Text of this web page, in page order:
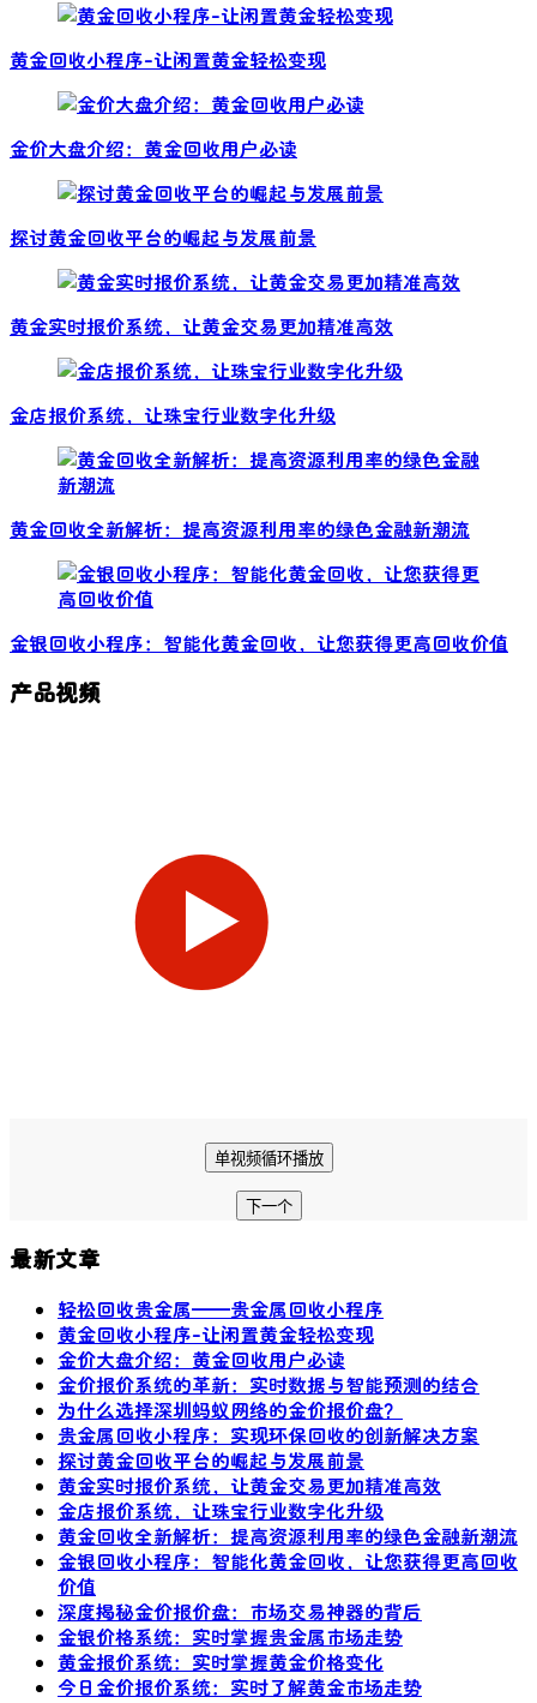
黄金回收小程序-让闲置黄金轻松变现
金价大盘介绍：黄金回收用户必读
探讨黄金回收平台的崛起与发展前景
黄金实时报价系统，让黄金交易更加精准高效
金店报价系统，让珠宝行业数字化升级
黄金回收全新解析：提高资源利用率的绿色金融新潮流
金银回收小程序：智能化黄金回收，让您获得更高回收价值
产品视频
单视频循环播放
下一个
最新文章
轻松回收贵金属——贵金属回收小程序
黄金回收小程序-让闲置黄金轻松变现
金价大盘介绍：黄金回收用户必读
金价报价系统的革新：实时数据与智能预测的结合
为什么选择深圳蚂蚁网络的金价报价盘？
贵金属回收小程序：实现环保回收的创新解决方案
探讨黄金回收平台的崛起与发展前景
黄金实时报价系统，让黄金交易更加精准高效
金店报价系统，让珠宝行业数字化升级
黄金回收全新解析：提高资源利用率的绿色金融新潮流
金银回收小程序：智能化黄金回收，让您获得更高回收
价值
深度揭秘金价报价盘：市场交易神器的背后
金银价格系统：实时掌握贵金属市场走势
黄金报价系统：实时掌握黄金价格变化
今日金价报价系统：实时了解黄金市场走势